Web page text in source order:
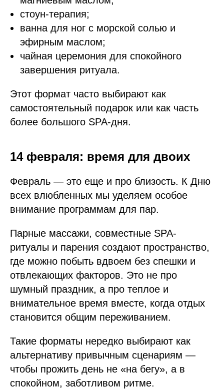
стоун-терапия;
ванна для ног с морской солью и
эфирным маслом;
чайная церемония для спокойного
завершения ритуала.
Этот формат часто выбирают как
самостоятельный подарок или как часть
более большого SPA-дня.
14 февраля: время для двоих
Февраль — это еще и про близость. К Дню
всех влюбленных мы уделяем особое
внимание программам для пар.
Парные массажи, совместные SPA-
ритуалы и парения создают пространство,
где можно побыть вдвоем без спешки и
отвлекающих факторов. Это не про
шумный праздник, а про теплое и
внимательное время вместе, когда отдых
становится общим переживанием.
Такие форматы нередко выбирают как
альтернативу привычным сценариям —
чтобы прожить день не «на бегу», а в
спокойном, заботливом ритме.